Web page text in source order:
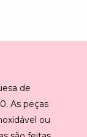
de
As peças
ou